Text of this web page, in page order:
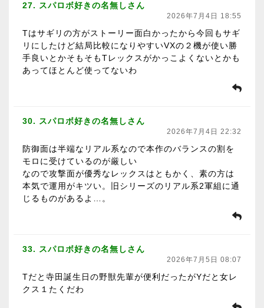
27. スパロボ好きの名無しさん
2026年7月4日 18:55
Tはサギリの方がストーリー面白かったから今回もサギ
リにしたけど結局比較になりやすいVXの２機が使い勝
手良いとかそもそもTレックスがかっこよくないとかも
あってほとんど使ってないわ
30. スパロボ好きの名無しさん
2026年7月4日 22:32
防御面は半端なリアル系なので本作のバランスの割を
モロに受けているのが厳しい
なので攻撃面が優秀なレックスはともかく、素の方は
本気で運用がキツい。旧シリーズのリアル系2軍組に通
じるものがあるよ…。
33. スパロボ好きの名無しさん
2026年7月5日 08:07
Tだと寺田誕生日の野獣先輩が便利だったがYだと女レ
クス１たくだわ